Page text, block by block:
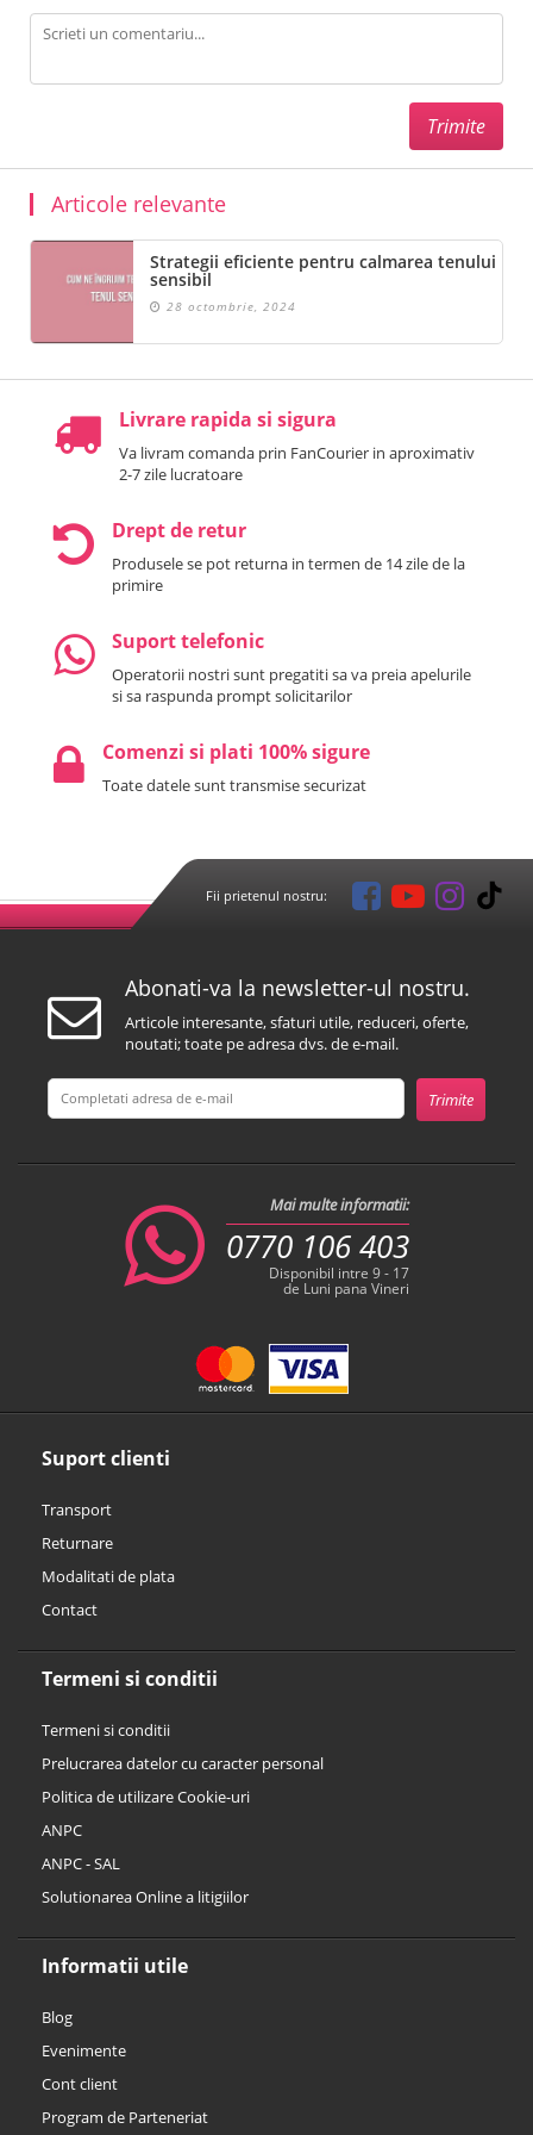
Articole relevante
Strategii eficiente pentru calmarea tenului
sensibil
28 octombrie, 2024
Livrare rapida si sigura
Va livram comanda prin FanCourier in aproximativ
2-7 zile lucratoare
Drept de retur
Produsele se pot returna in termen de 14 zile de la
primire
Suport telefonic
Operatorii nostri sunt pregatiti sa va preia apelurile
si sa raspunda prompt solicitarilor
Comenzi si plati 100% sigure
Toate datele sunt transmise securizat
Fii prietenul nostru:
Suport clienti
Transport
Returnare
Modalitati de plata
Contact
Termeni si conditii
Termeni si conditii
Prelucrarea datelor cu caracter personal
Politica de utilizare Cookie-uri
ANPC
ANPC - SAL
Solutionarea Online a litigiilor
Informatii utile
Blog
Evenimente
Cont client
Program de Parteneriat
Abonati-va la newsletter-ul nostru.
Articole interesante, sfaturi utile, reduceri, oferte,
noutati; toate pe adresa dvs. de e-mail.
Mai multe informatii:
0770 106 403
Disponibil intre 9 - 17
de Luni pana Vineri